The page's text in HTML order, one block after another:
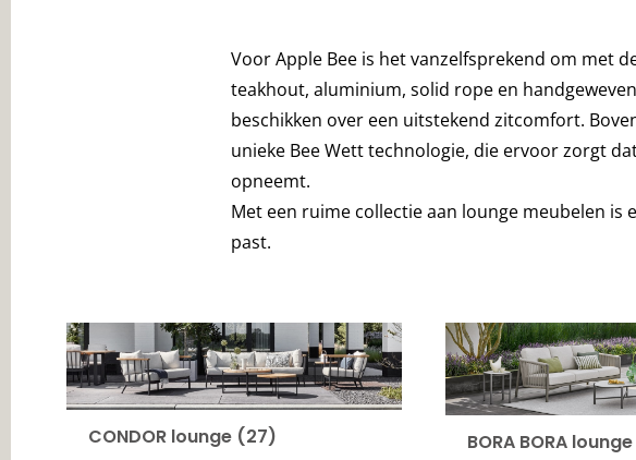
Voor Apple Bee is het vanzelfsprekend om met
teakhout, aluminium, solid rope en
beschikken over een uitstekend zitcomfort.
unieke Bee Wett technologie, die ervoor zorgt
opneemt.
Met een ruime collectie aan lounge meubelen is
past.
CONDOR lounge (27) BORA BORA lounge